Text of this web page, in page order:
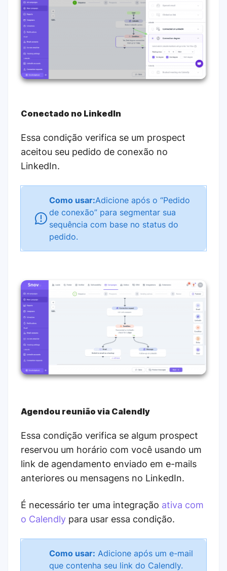
Conectado no LinkedIn
Essa condição verifica se um prospect
aceitou seu pedido de conexão no
LinkedIn.
Como usar:Adicione após o “Pedido
de conexão” para segmentar sua
sequência com base no status do
pedido.
Agendou reunião via Calendly
Essa condição verifica se algum prospect
reservou um horário com você usando um
link de agendamento enviado em e-mails
anteriores ou mensagens no LinkedIn.
É necessário ter uma integração ativa com
o Calendly para usar essa condição.
Como usar: Adicione após um e-mail
que contenha seu link do Calendly.